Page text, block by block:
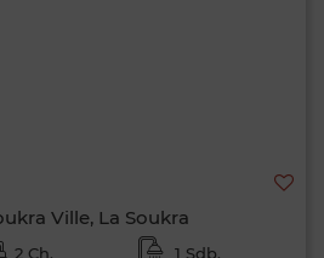
Ville, La Soukra
2 Ch. 1 Sdb.